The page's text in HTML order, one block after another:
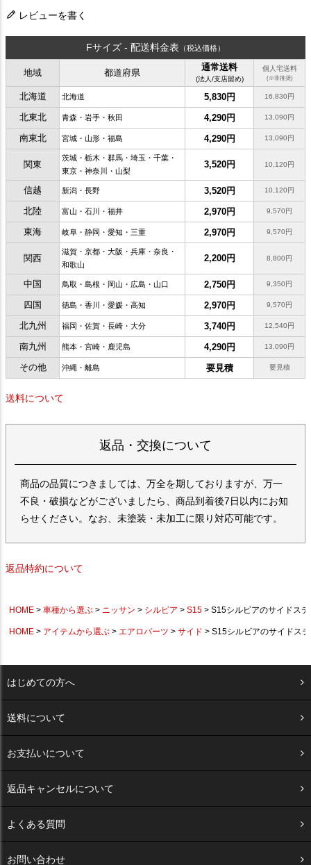
レビューを書く
Fサイズ - 配送料金表 （税込価格）
地域 都道府県
通常送料
(法人/支店留め)
個人宅送料
(※非推奨)
北海道 北海道 5,830円 16,830円
北東北 青森・岩手・秋田 4,290円 13,090円
南東北 宮城・山形・福島 4,290円 13,090円
関東
茨城・栃木・群馬・埼玉・千葉・
東京・神奈川・山梨
3,520円 10,120円
信越 新潟・長野 3,520円 10,120円
北陸 富山・石川・福井 2,970円 9,570円
東海 岐阜・静岡・愛知・三重 2,970円 9,570円
関西
滋賀・京都・大阪・兵庫・奈良・
和歌山
2,200円 8,800円
中国 鳥取・島根・岡山・広島・山口 2,750円 9,350円
四国 徳島・香川・愛媛・高知 2,970円 9,570円
北九州 福岡・佐賀・長崎・大分 3,740円 12,540円
南九州 熊本・宮崎・鹿児島 4,290円 13,090円
その他 沖縄・離島 要見積 要見積
送料について
返品・交換について
商品の品質につきましては、万全を期しておりますが、万一
不良・破損などがございましたら、商品到着後7日以内にお知
らせください。なお、未塗装・未加工に限り対応可能です。
返品特約について
HOME 車種から選ぶ ニッサン シルビア S15 S15シルビアのサイドス
HOME アイテムから選ぶ エアロパーツ サイド S15シルビアのサイドス
はじめての方へ
送料について
お支払いについて
返品キャンセルについて
よくある質問
お問い合わせ